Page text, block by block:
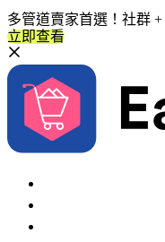
多管道賣家首選！社群
立即查看